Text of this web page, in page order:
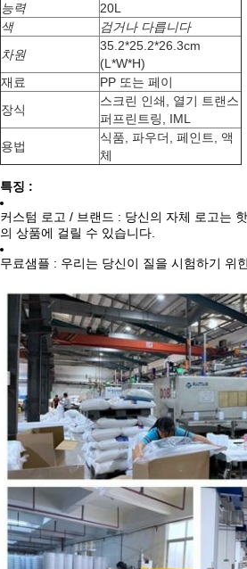
능력
20L
색
검거나 다릅니다
차원
35.2*25.2*26.3cm
(L*W*H)
재료
PP 또는 페이
장식
스크린 인쇄, 열기 트랜스
퍼프린트링, IML
용법
식품, 파우더, 페인트, 액
체
특징 :
커스텀 로고 / 브랜드 : 당신의 자체 로고는
의 상품에 걸릴 수 있습니다.
무료샘플 : 우리는 당신이 질을 시험하기 위